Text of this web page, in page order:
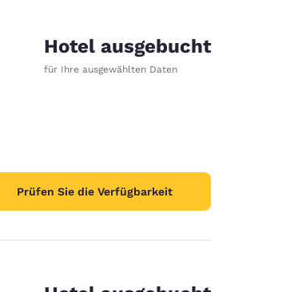
Hotel ausgebucht
für Ihre ausgewählten Daten
Prüfen Sie die Verfügbarkeit